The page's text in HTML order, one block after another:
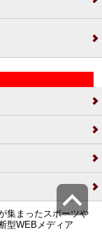
集まったスポーツや
型WEBメディア